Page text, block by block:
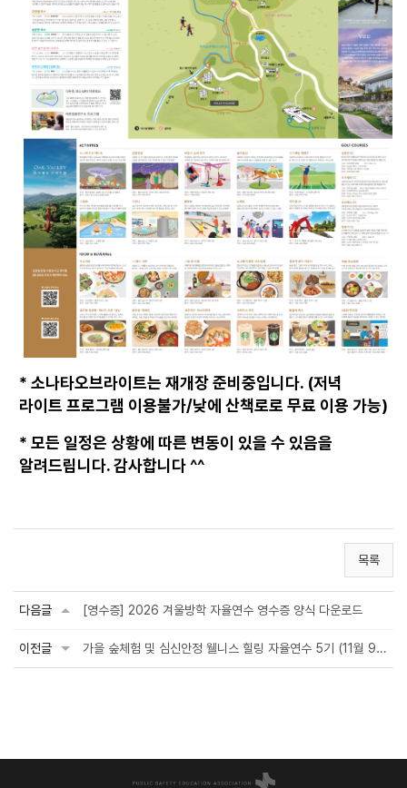
* 소나타오브라이트는 재개장 준비중입니다. (저녁
라이트 프로그램 이용불가/낮에 산책로로 무료 이용 가능)
* 모든 일정은 상황에 따른 변동이 있을 수 있음을
알려드립니다. 감사합니다 ^^
목록
다음글 [영수증] 2026 겨울방학 자율연수 영수증 양식 다운로드
이전글 가을 숲체험 및 심신안정 웰니스 힐링 자율연수 5기 (11월 9일-10일) 공지